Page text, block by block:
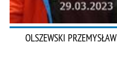
OLSZEWSKI PRZEMYSŁAW